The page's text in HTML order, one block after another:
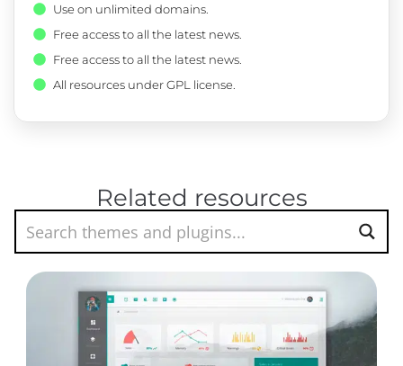
Use on unlimited domains.
Free access to all the latest news.
Free access to all the latest news.
All resources under GPL license.
Related resources